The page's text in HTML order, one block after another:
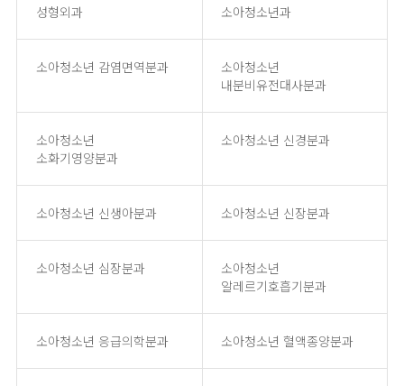
성형외과 소아청소년과
소아청소년 감염면역분과
소아청소년
내분비유전대사분과
소아청소년
소화기영양분과
소아청소년 신경분과
소아청소년 신생아분과 소아청소년 신장분과
소아청소년 심장분과
소아청소년
알레르기호흡기분과
소아청소년 응급의학분과 소아청소년 혈액종양분과